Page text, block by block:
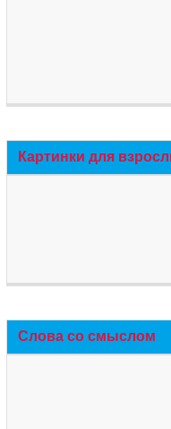
Картинки для
Слова со смыслом